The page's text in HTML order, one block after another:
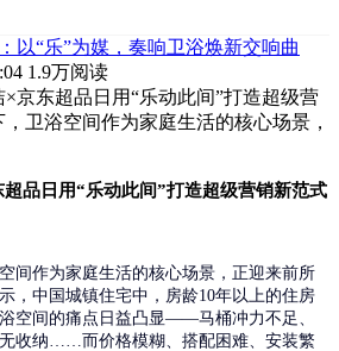
以“乐”为媒，奏响卫浴焕新交响曲
1.9万阅读
京东超品日用“乐动此间”打造超级营
卫浴空间作为家庭生活的核心场景，
超品日用“乐动此间”打造超级营销新范式
间作为家庭生活的核心场景，正迎来前所
，中国城镇住宅中，房龄10年以上的住房
空间的痛点日益凸显——马桶冲力不足、
收纳……而价格模糊、搭配困难、安装繁